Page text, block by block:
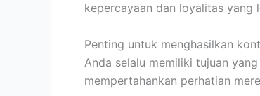
kepercayaan dan loyalitas yang
Penting untuk menghasilkan
Anda selalu memiliki tujuan
mempertahankan perhatian